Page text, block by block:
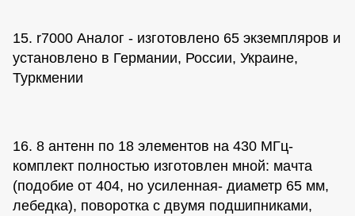
15. r7000 Аналог - изготовлено 65 экземпляров и
установлено в Германии, России, Украине,
Туркмении
16. 8 антенн по 18 элементов на 430 МГц-
комплект полностью изготовлен мной: мачта
(подобие от 404, но усиленная- диаметр 65 мм,
лебедка), поворотка с двумя подшипниками,